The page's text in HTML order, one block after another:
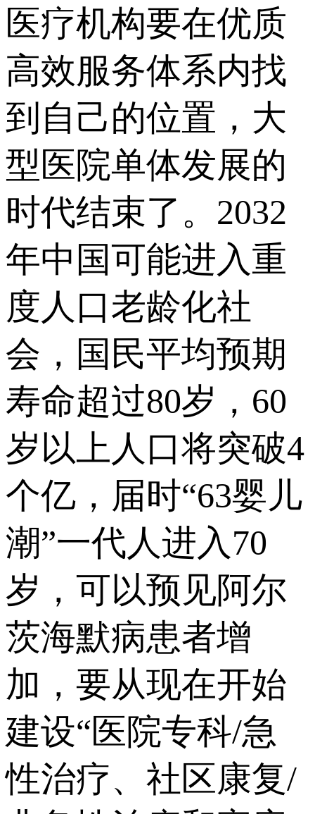
医疗机构要在优质
高效服务体系内找
到自己的位置，大
型医院单体发展的
时代结束了。2032
年中国可能进入重
度人口老龄化社
会，国民平均预期
寿命超过80岁，60
岁以上人口将突破4
个亿，届时“63婴儿
潮”一代人进入70
岁，可以预见阿尔
茨海默病患者增
加，要从现在开始
建设“医院专科/急
性治疗、社区康复/